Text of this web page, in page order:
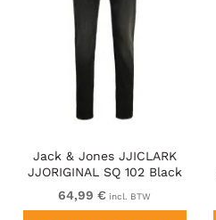
Jack & Jones JJICLARK
JJORIGINAL SQ 102 Black
Denim
64,99 € incl. BTW